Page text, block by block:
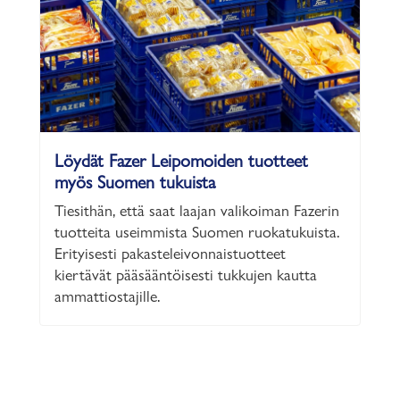
Löydät Fazer Leipomoiden tuotteet
myös Suomen tukuista
Tiesithän, että saat laajan valikoiman Fazerin
tuotteita useimmista Suomen ruokatukuista.
Erityisesti pakasteleivonnaistuotteet
kiertävät pääsääntöisesti tukkujen kautta
ammattiostajille.